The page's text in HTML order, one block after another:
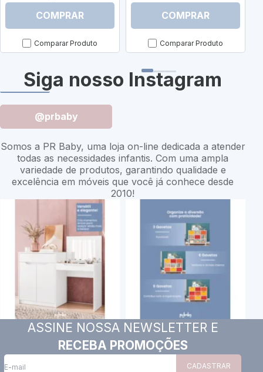
COMPRAR
Comparar Produto
COMPRAR
Comparar Produto
Siga nosso Instagram
@prbaby
Somos a PR Baby, uma loja on-line dedicada a atender
todas as necessidades infantis. Com uma ampla
variedade de produtos, garantindo qualidade e
excelência em móveis que você já conhece desde
2010!
ASSINE NOSSA NEWSLETTER E
RECEBA PROMOÇÕES
CADASTRAR